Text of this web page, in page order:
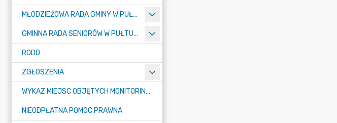
MŁODZIEŻOWA RADA GMINY W PUŁTUSKU
GMINNA RADA SENIORÓW W PUŁTUSKU
RODO
ZGŁOSZENIA
WYKAZ MIEJSC OBJĘTYCH MONITORINGIEM
NIEODPŁATNA POMOC PRAWNA